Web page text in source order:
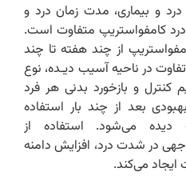
بیماری، مدت زمان درد و
متفاوت است.
از چند هفته تا چند
در ناحیه آسیب دیـده، نوع
و بازخورد بدنی هر فرد
بعد از چند بار استفاده
می‌شود. استفاده از
در شدت درد، افزایش دامنه
می‌کند.